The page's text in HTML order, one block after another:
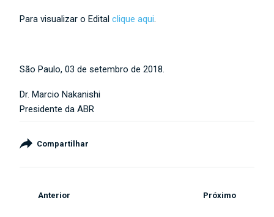
Para visualizar o Editalclique aqui.
São Paulo, 03 de setembro de 2018.
Dr. Marcio Nakanishi
Presidente da ABR
Compartilhar
Anterior Próximo